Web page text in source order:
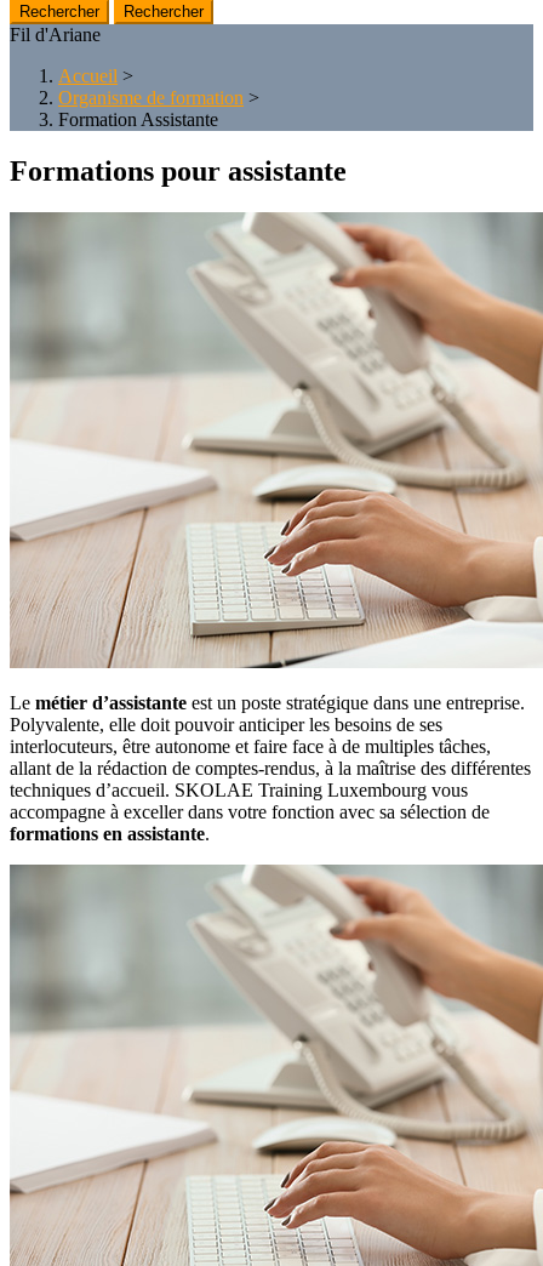
Rechercher
Fil d'Ariane
Accueil >
Organisme de formation >
Formation Assistante
Formations pour assistante
Le métier d’assistante est un poste stratégique dans une entreprise.
Polyvalente, elle doit pouvoir anticiper les besoins de ses
interlocuteurs, être autonome et faire face à de multiples tâches,
allant de la rédaction de comptes-rendus, à la maîtrise des différentes
techniques d’accueil. SKOLAE Training Luxembourg vous
accompagne à exceller dans votre fonction avec sa sélection de
formations en assistante.